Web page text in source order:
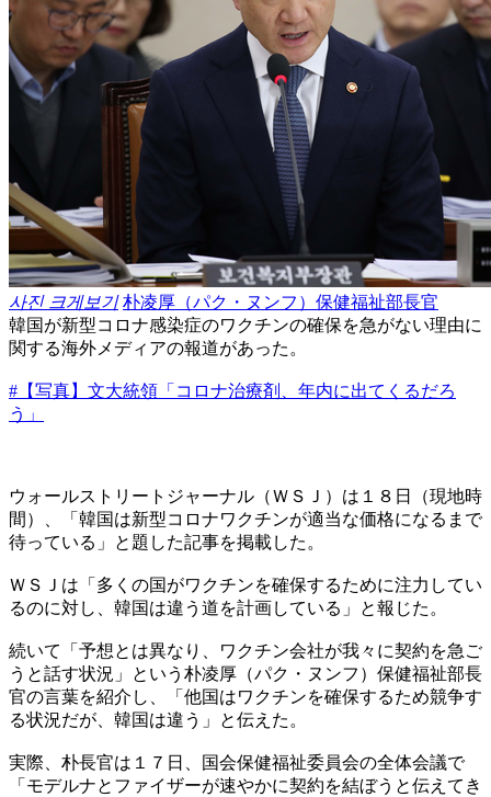
사진 크게보기 朴凌厚（パク・ヌンフ）保健福祉部長官
韓国が新型コロナ感染症のワクチンの確保を急がない理由に
関する海外メディアの報道があった。
#【写真】文大統領「コロナ治療剤、年内に出てくるだろ
う」
ウォールストリートジャーナル（ＷＳＪ）は１８日（現地時
間）、「韓国は新型コロナワクチンが適当な価格になるまで
待っている」と題した記事を掲載した。
ＷＳＪは「多くの国がワクチンを確保するために注力してい
るのに対し、韓国は違う道を計画している」と報じた。
続いて「予想とは異なり、ワクチン会社が我々に契約を急ご
うと話す状況」という朴凌厚（パク・ヌンフ）保健福祉部長
官の言葉を紹介し、「他国はワクチンを確保するため競争す
る状況だが、韓国は違う」と伝えた。
実際、朴長官は１７日、国会保健福祉委員会の全体会議で
「モデルナとファイザーが速やかに契約を結ぼうと伝えてき